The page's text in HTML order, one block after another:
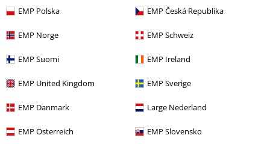
EMP Polska EMP Česká Republika
EMP Norge EMP Schweiz
EMP Suomi EMP Ireland
EMP United Kingdom EMP Sverige
EMP Danmark Large Nederland
EMP Österreich EMP Slovensko
% Metalldetails
37,99 €
-21%
Fast ausverkauft
62,99 €